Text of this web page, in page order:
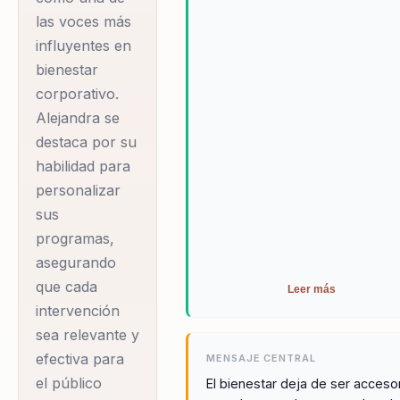
mindfulness,
comunicación no
violenta y
actividades
creativas,
promoviendo un
cambio tangible en
personas. Como
Gerente General de
Uno a Uno
Seguros, Alejandra
aplica sus
conocimientos
sobre liderazgo
las voces más
influyentes en
bienestar
corporativo.
Alejandra se
destaca por su
habilidad para
personalizar
sus
programas,
asegurando
que cada
intervención
sea relevante y
efectiva para
el público
Leer más
MENSAJE CENTRAL
El bienestar deja de ser